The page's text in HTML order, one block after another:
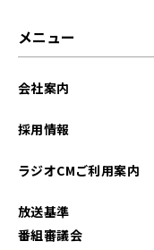
メニュー
会社案内
採用情報
ラジオCMご利用案内
放送基準
番組審議会